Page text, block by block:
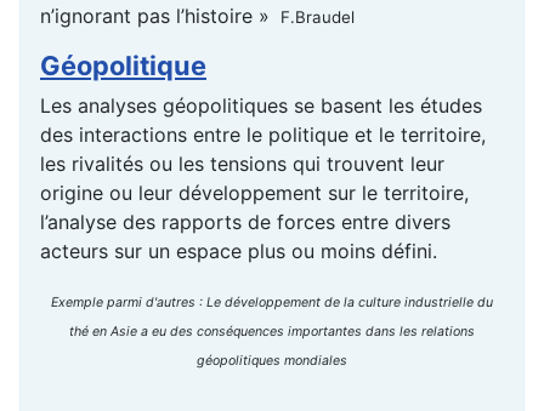
n’ignorant pas l’histoire »
F.Braudel
Géopolitique
Les analyses géopolitiques se basent les études
des interactions entre le politique et le territoire,
les rivalités ou les tensions qui trouvent leur
origine ou leur développement sur le territoire,
l’analyse des rapports de forces entre divers
acteurs sur un espace plus ou moins défini.
Exemple parmi d'autres : Le développement de la culture industrielle du
thé en Asie a eu des conséquences importantes dans les relations
géopolitiques mondiales